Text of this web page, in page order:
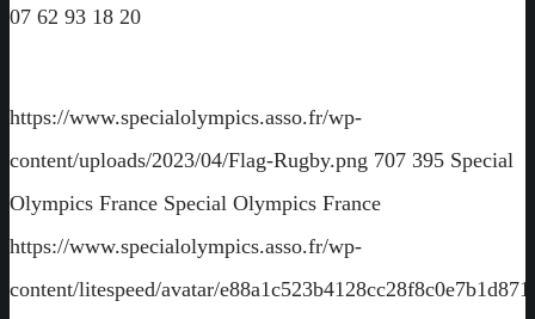
07 62 93 18 20
https://www.specialolympics.asso.fr/wp-
content/uploads/2023/04/Flag-Rugby.png 707 395 Special
Olympics France Special Olympics France
https://www.specialolympics.asso.fr/wp-
content/litespeed/avatar/